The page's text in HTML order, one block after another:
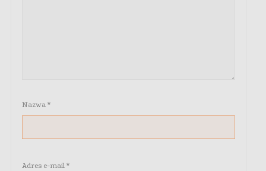
Nazwa *
Adres e-mail *